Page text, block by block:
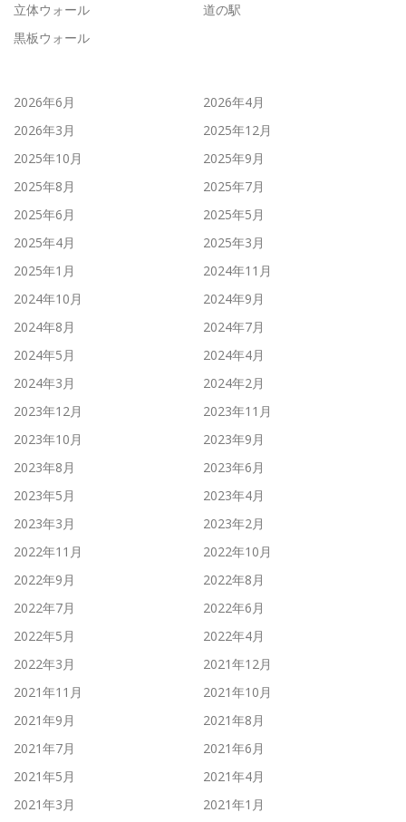
立体ウォール
道の駅
黒板ウォール
2026年6月
2026年4月
2026年3月
2025年12月
2025年10月
2025年9月
2025年8月
2025年7月
2025年6月
2025年5月
2025年4月
2025年3月
2025年1月
2024年11月
2024年10月
2024年9月
2024年8月
2024年7月
2024年5月
2024年4月
2024年3月
2024年2月
2023年12月
2023年11月
2023年10月
2023年9月
2023年8月
2023年6月
2023年5月
2023年4月
2023年3月
2023年2月
2022年11月
2022年10月
2022年9月
2022年8月
2022年7月
2022年6月
2022年5月
2022年4月
2022年3月
2021年12月
2021年11月
2021年10月
2021年9月
2021年8月
2021年7月
2021年6月
2021年5月
2021年4月
2021年3月
2021年1月